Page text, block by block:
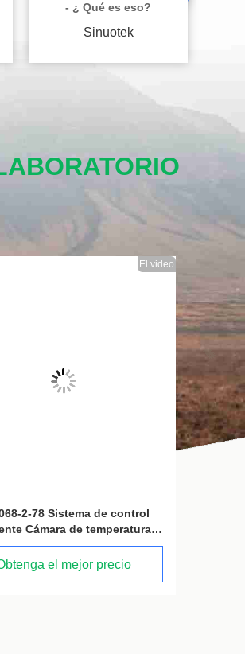
- ¿ Qué es eso?
Sinuotek
de ensayo de arena y polvo
entornos arenosos
Figura 2
el mejor precio